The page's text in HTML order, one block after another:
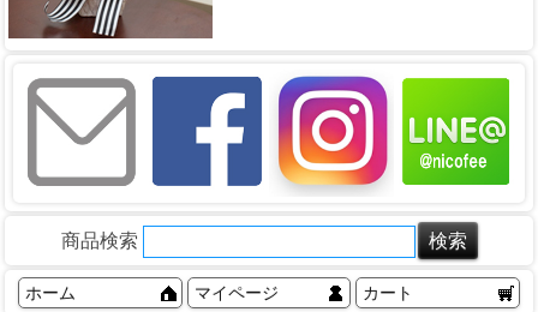
商品検索
ホーム マイページ カート